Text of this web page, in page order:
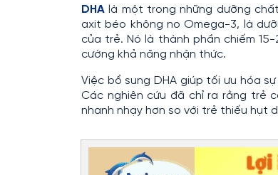
DHA là một trong những dưỡng
axit béo không no Omega-3, là
của trẻ. Nó là thành phần chiếm
cường khả năng nhận thức.
Việc bổ sung DHA giúp tối ưu hóa
Các nghiên cứu đã chỉ ra rằng trẻ
nhanh nhạy hơn so với trẻ thiếu hụt